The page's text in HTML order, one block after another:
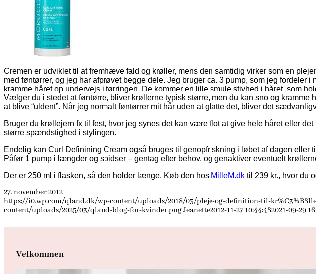
Cremen er udviklet til at fremhæve fald og krøller, mens den samtidig virker som en
med føntørrer, og jeg har afprøvet begge dele. Jeg bruger ca. 3 pump, som jeg
kramme håret op undervejs i tørringen. De kommer en lille smule stivhed i håret, som
Vælger du i stedet at føntørre, bliver krøllerne typisk større, men du kan sno og kramme
at blive “uldent”. Når jeg normalt føntørrer mit hår uden at glatte det, bliver det
Bruger du krøllejern fx til fest, hvor jeg synes det kan være flot at give hele håret eller
større spændstighed i stylingen.
Endelig kan Curl Definining Cream også bruges til genopfriskning i løbet af dagen
Påfør 1 pump i længder og spidser – gentag efter behov, og genaktiver eventuelt
Der er 250 ml i flasken, så den holder længe. Køb den hos MilleM.dk til 239 kr., hvor du
27. november 2012
https://i0.wp.com/qland.dk/wp-content/uploads/2018/03/pleje-og-definition-til-
content/uploads/2025/03/qland-blog-for-kvinder.pngJeanette2012-11-27 10:44:482021-09-29
Velkommen